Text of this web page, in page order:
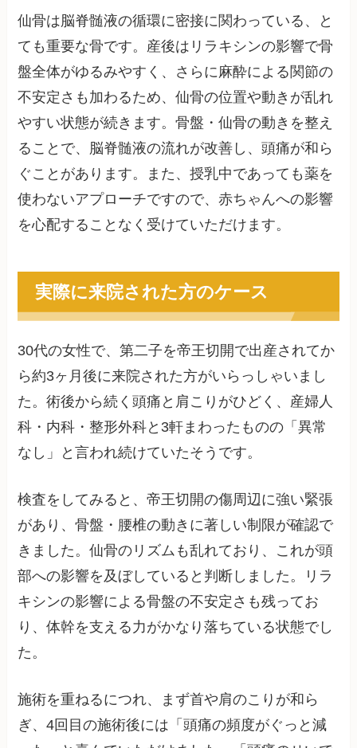
仙骨は脳脊髄液の循環に密接に関わっている、と
ても重要な骨です。産後はリラキシンの影響で骨
盤全体がゆるみやすく、さらに麻酔による関節の
不安定さも加わるため、仙骨の位置や動きが乱れ
やすい状態が続きます。骨盤・仙骨の動きを整え
ることで、脳脊髄液の流れが改善し、頭痛が和ら
ぐことがあります。また、授乳中であっても薬を
使わないアプローチですので、赤ちゃんへの影響
を心配することなく受けていただけます。
実際に来院された方のケース
30代の女性で、第二子を帝王切開で出産されてか
ら約3ヶ月後に来院された方がいらっしゃいまし
た。術後から続く頭痛と肩こりがひどく、産婦人
科・内科・整形外科と3軒まわったものの「異常
なし」と言われ続けていたそうです。
検査をしてみると、帝王切開の傷周辺に強い緊張
があり、骨盤・腰椎の動きに著しい制限が確認で
きました。仙骨のリズムも乱れており、これが頭
部への影響を及ぼしていると判断しました。リラ
キシンの影響による骨盤の不安定さも残ってお
り、体幹を支える力がかなり落ちている状態でし
た。
施術を重ねるにつれ、まず首や肩のこりが和ら
ぎ、4回目の施術後には「頭痛の頻度がぐっと減